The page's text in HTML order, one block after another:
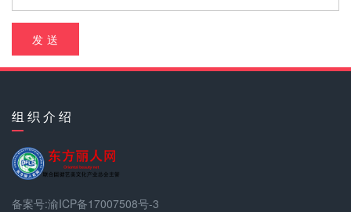
发 送
组 织 介 绍
备案号:渝ICP备17007508号-3